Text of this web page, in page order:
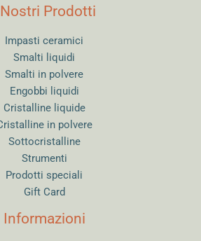
Prodotti
Impasti ceramici
Smalti liquidi
Smalti in polvere
Engobbi liquidi
Cristalline liquide
in polvere
Sottocristalline
Strumenti
Prodotti speciali
Gift Card
Informazioni